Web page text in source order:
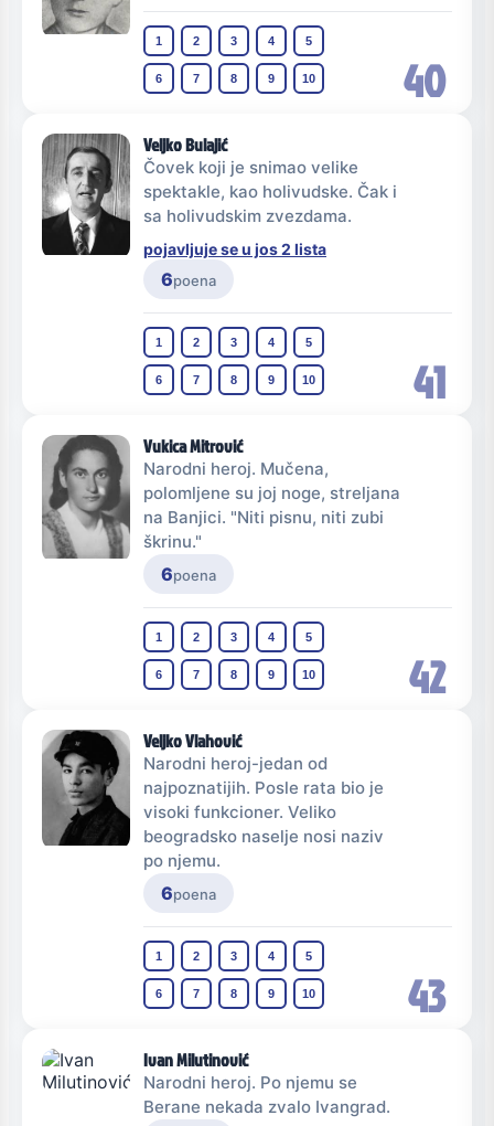
40
1 2 3 4 5
6 7 8 9 10
41
Veljko Bulajić
Čovek koji je snimao velike
spektakle, kao holivudske. Čak i
sa holivudskim zvezdama.
pojavljuje se u jos 2 lista
6poena
1 2 3 4 5
6 7 8 9 10
42
Vukica Mitrović
Narodni heroj. Mučena,
polomljene su joj noge, streljana
na Banjici. "Niti pisnu, niti zubi
škrinu."
6poena
1 2 3 4 5
6 7 8 9 10
43
Veljko Vlahović
Narodni heroj-jedan od
najpoznatijih. Posle rata bio je
visoki funkcioner. Veliko
beogradsko naselje nosi naziv
po njemu.
6poena
1 2 3 4 5
6 7 8 9 10
Ivan Milutinović
Narodni heroj. Po njemu se
Berane nekada zvalo Ivangrad.